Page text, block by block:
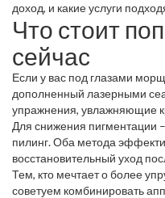
доход, и какие услуги
бизнес красоты.
Что стоит
сейчас
Если у вас под глазами
дополненный лазерными
упражнения, увлажняющие
дать быстрый результат.
Для снижения пигментации
пилинг. Оба метода
восстановительный уход
Тем, кто мечтает о более
советуем комбинировать